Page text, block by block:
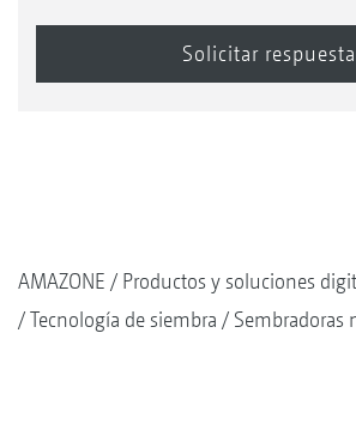
AMAZONE
Productos y soluciones
Tecnología de siembra
Sembradoras